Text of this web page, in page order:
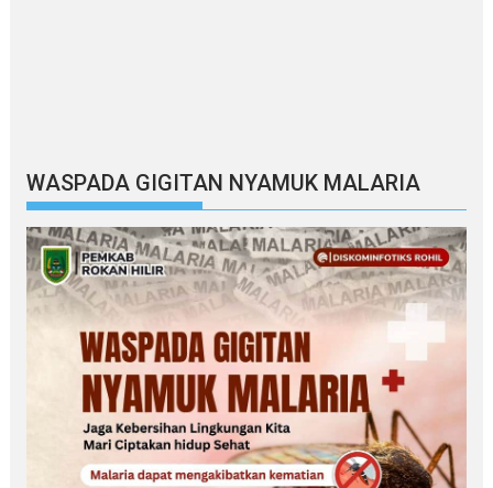
WASPADA GIGITAN NYAMUK MALARIA